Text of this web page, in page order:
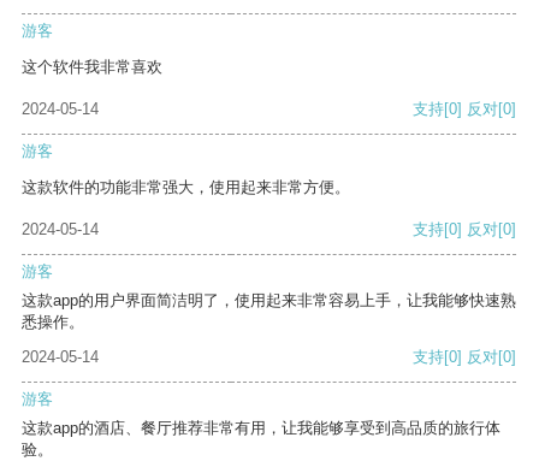
游客
这个软件我非常喜欢
2024-05-14 支持[0] 反对[0]
游客
这款软件的功能非常强大，使用起来非常方便。
2024-05-14 支持[0] 反对[0]
游客
这款app的用户界面简洁明了，使用起来非常容易上手，让我能够快速熟
悉操作。
2024-05-14
支持[0] 反对[0]
游客
这款app的酒店、餐厅推荐非常有用，让我能够享受到高品质的旅行体
验。